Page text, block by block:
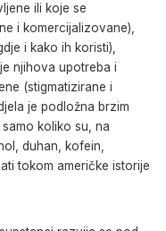
ili koje se
i komercijalizovane),
i kako ih koristi),
njihova upotreba i
(stigmatizirane i
je podložna brzim
koliko su, na
duhan, kofein,
tokom američke istorije